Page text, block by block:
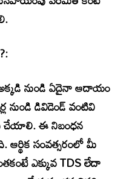
నుండి ఏదైనా ఆదాయం
నుండి డివిడెండ్ వంటివి
చేయాలి. ఈ నిబంధన
ఆర్థిక సంవత్సరంలో మీ
ఎక్కువ TDS లేదా